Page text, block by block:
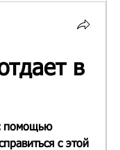
в
помощью
с этой